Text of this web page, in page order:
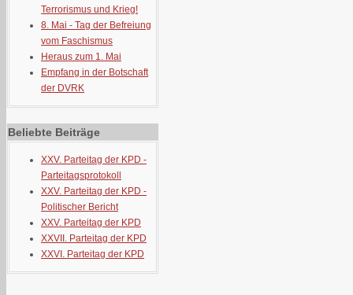
Terrorismus und Krieg!
8. Mai - Tag der Befreiung
vom Faschismus
Heraus zum 1. Mai
Empfang in der Botschaft
der DVRK
Beliebte Beiträge
XXV. Parteitag der KPD -
Parteitagsprotokoll
XXV. Parteitag der KPD -
Politischer Bericht
XXV. Parteitag der KPD
XXVII. Parteitag der KPD
XXVI. Parteitag der KPD